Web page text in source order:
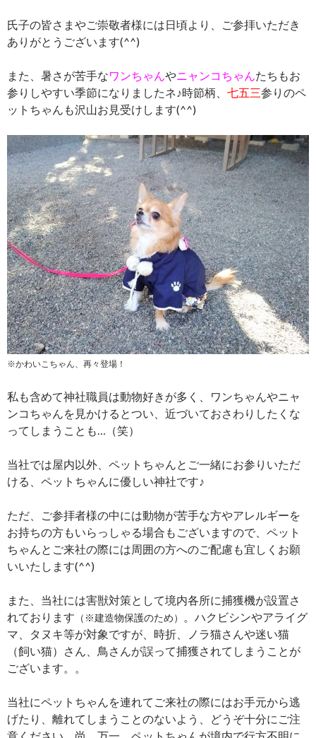
氏子の皆さまやご崇敬者様には日頃より、ご参拝いただき
ありがとうございます(^^)
また、暑さが苦手なワンちゃんやニャンコちゃんたちもお
参りしやすい季節になりましたネ♪時節柄、 七五三参りのペ
ットちゃんも沢山お見受けします(^^)
※かわいこちゃん、再々登場！
私も含めて神社職員は動物好きが多く、ワンちゃんやニャ
ンコちゃんを見かけるとつい、近づいておさわりしたくな
ってしまうことも…（笑）
当社では屋内以外、ペットちゃんとご一緒にお参りいただ
ける、ペットちゃんに優しい神社です♪
ただ、ご参拝者様の中には動物が苦手な方やアレルギーを
お持ちの方もいらっしゃる場合もございますので、ペット
ちゃんとご来社の際には周囲の方へのご配慮も宜しくお願
いいたします(^^)
また、当社には害獣対策として境内各所に捕獲機が設置さ
れております （※建造物保護のため）
。ハクビシンやアライグ
マ、タヌキ等が対象ですが、時折、ノラ猫さんや迷い猫
（飼い猫）さん、鳥さんが誤って捕獲されてしまうことが
ございます。。
当社にペットちゃんを連れてご来社の際にはお手元から逃
げたり、離れてしまうことのないよう、どうぞ十分にご注